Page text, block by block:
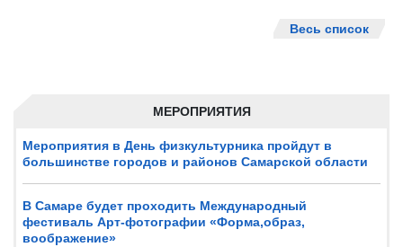
МЕРОПРИЯТИЯ
Мероприятия в День физкультурника пройдут в
большинстве городов и районов Самарской области
В Самаре будет проходить Международный
фестиваль Арт-фотографии «Форма,образ,
воображение»
Весь список